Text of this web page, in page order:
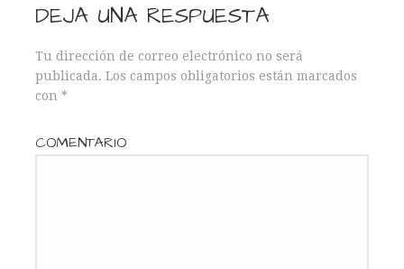
DEJA UNA RESPUESTA
Tu dirección de correo electrónico no será
publicada. Los campos obligatorios están marcados
con *
COMENTARIO